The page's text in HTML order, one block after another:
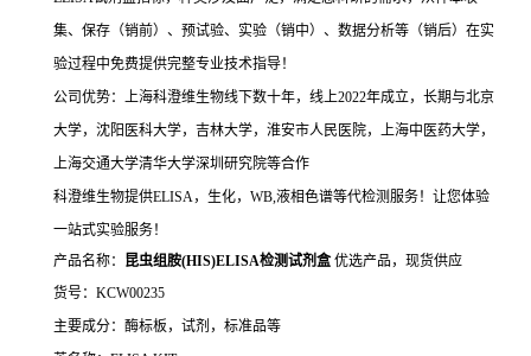
集、保存（销前）、预试验、实验（销中）、数据分析等（销后）在实
验过程中免费提供完整专业技术指导！
公司优势：上海科澄维生物线下数十年，线上2022年成立，长期与北京
大学，沈阳医科大学，吉林大学，淮安市人民医院，上海中医药大学，
上海交通大学清华大学深圳研究院等合作
科澄维生物提供ELISA，生化，WB,液相色谱等代检测服务！让您体验
一站式实验服务！
产品名称： 昆虫组胺(HIS)ELISA检测试剂盒优选产品，现货供应
货号：KCW00235
主要成分：酶标板，试剂，标准品等